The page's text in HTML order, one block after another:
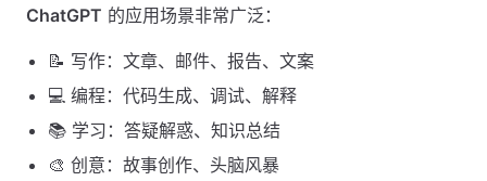
ChatGPT 的应用场景非常广泛：
📝 写作：文章、邮件、报告、文案
💻 编程：代码生成、调试、解释
📚 学习：答疑解惑、知识总结
🎨 创意：故事创作、头脑风暴